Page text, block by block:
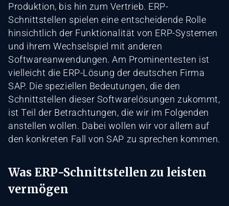
Produktion, bis hin zum Vertrieb. ERP-
Schnittstellen spielen eine entscheidende Rolle
hinsichtlich der Funktionalität von ERP-Systemen
und ihrem Wechselspiel mit anderen
Softwareanwendungen. Am Prominentesten ist
vielleicht die ERP-Lösung der deutschen Firma
SAP. Die speziellen Bedeutungen, die den
Schnittstellen dieser Softwarelösungen zukommt,
ist Teil der Betrachtungen, die wir im Folgenden
anstellen wollen. Dabei wollen wir vor allem auf
den konkreten Fall von SAP zu sprechen kommen.
Was ERP-Schnittstellen zu leisten
vermögen